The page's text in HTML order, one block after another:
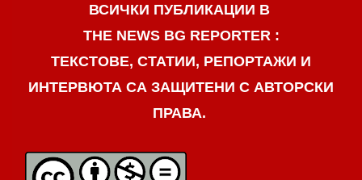
ВСИЧКИ ПУБЛИКАЦИИ В
THE NEWS BG REPORTER :
ТЕКСТОВЕ, СТАТИИ, РЕПОРТАЖИ И
ИНТЕРВЮТА СА ЗАЩИТЕНИ С АВТОРСКИ
ПРАВА.